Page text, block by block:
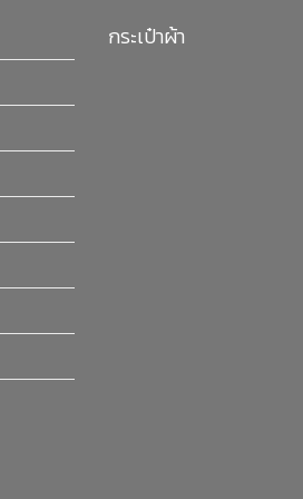
กระเป๋าผ้า